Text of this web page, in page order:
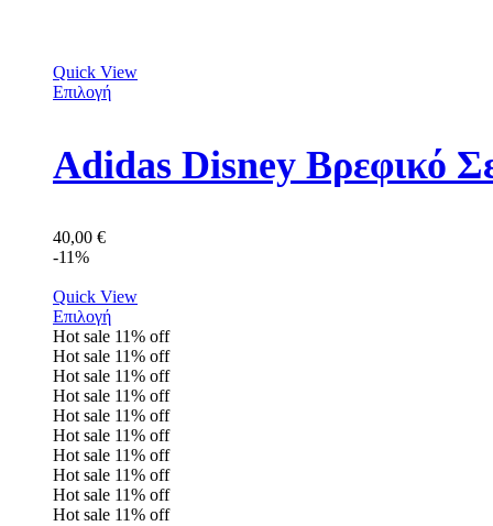
Quick View
Επιλογή
Adidas Disney Βρεφικό
40,00 €
-11%
Quick View
Επιλογή
Hot sale 11% off
Hot sale 11% off
Hot sale 11% off
Hot sale 11% off
Hot sale 11% off
Hot sale 11% off
Hot sale 11% off
Hot sale 11% off
Hot sale 11% off
Hot sale 11% off